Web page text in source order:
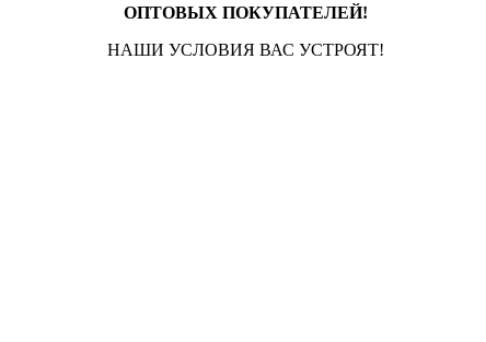
ОПТОВЫХ ПОКУПАТЕЛЕЙ!
НАШИ УСЛОВИЯ ВАС УСТРОЯТ!